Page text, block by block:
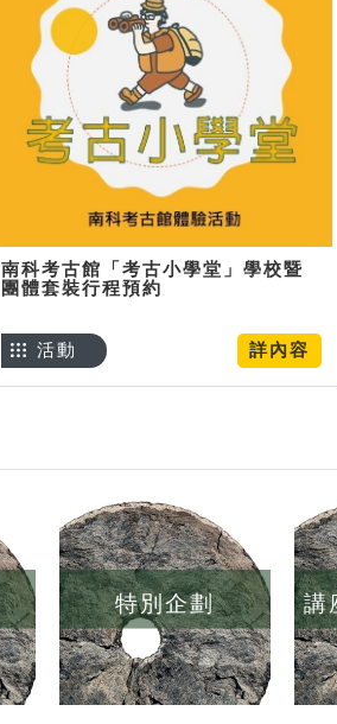
南科考古館「考古小學堂」學校暨
團體套裝行程預約
詳內容
活動
特別企劃 講